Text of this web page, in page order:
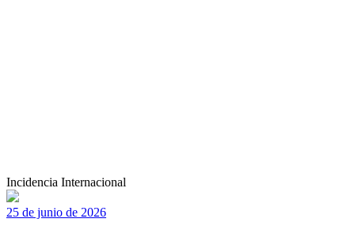
Incidencia Internacional
25 de junio de 2026